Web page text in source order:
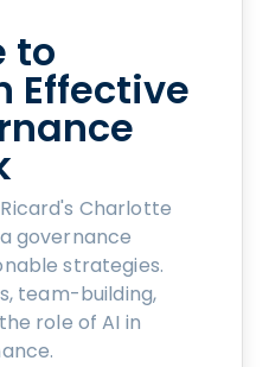
to
Effective
Charlotte
governance
strategies.
team-building,
role of AI in